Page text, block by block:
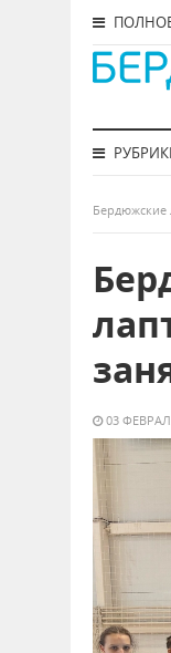
Бердюжские
03